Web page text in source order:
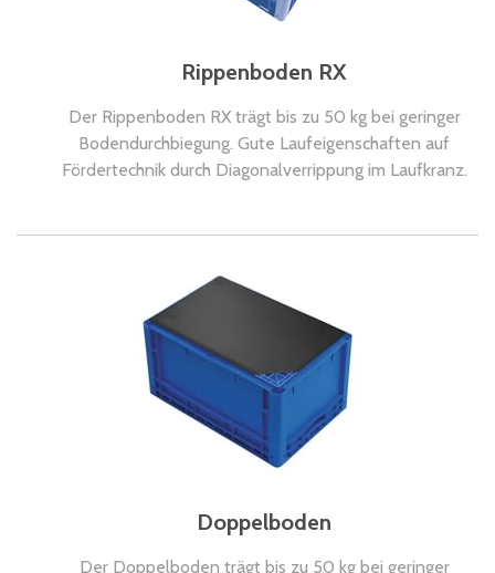
Rippenboden RX
Der Rippenboden RX trägt bis zu 50 kg bei geringer
Bodendurchbiegung. Gute Laufeigenschaften auf
Fördertechnik durch Diagonalverrippung im Laufkranz.
Doppelboden
Der Doppelboden trägt bis zu 50 kg bei geringer